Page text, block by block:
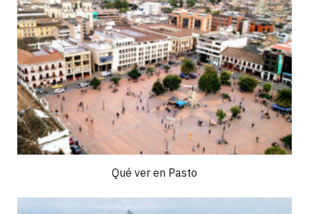
Qué ver en Pasto